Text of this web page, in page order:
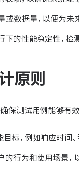
数据量，以便为未
的性能稳定性，检
原则
保测试用例能够有
标，例如响应时间、
行为和使用场景，